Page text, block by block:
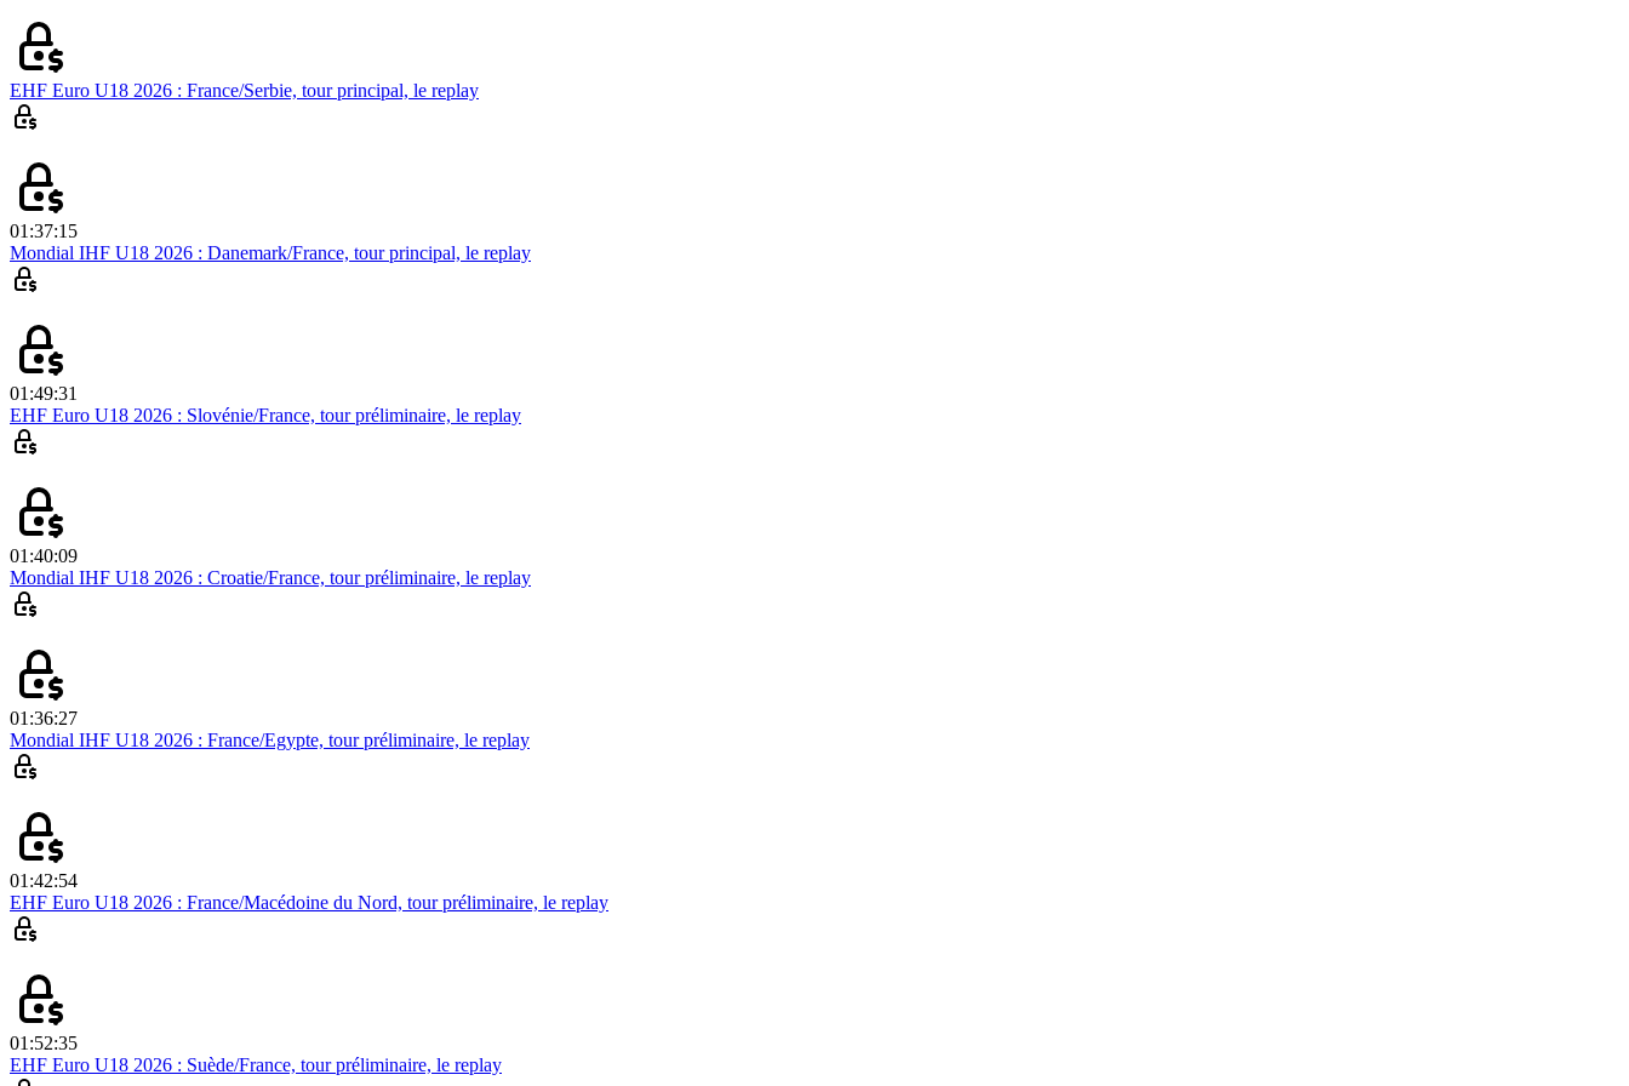
EHF Euro U18 2026 : France/Serbie, tour principal, le replay
01:37:15
Mondial IHF U18 2026 : Danemark/France, tour principal, le replay
01:49:31
EHF Euro U18 2026 : Slovénie/France, tour préliminaire, le replay
01:40:09
Mondial IHF U18 2026 : Croatie/France, tour préliminaire, le replay
01:36:27
Mondial IHF U18 2026 : France/Egypte, tour préliminaire, le replay
01:42:54
EHF Euro U18 2026 : France/Macédoine du Nord, tour préliminaire, le replay
01:52:35
EHF Euro U18 2026 : Suède/France, tour préliminaire, le replay